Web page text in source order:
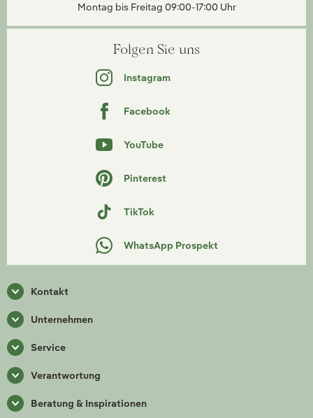
Montag bis Freitag 09:00-17:00 Uhr
Folgen Sie uns
Instagram
Facebook
YouTube
Pinterest
TikTok
WhatsApp Prospekt
Kontakt
Unternehmen
Service
Verantwortung
Beratung & Inspirationen